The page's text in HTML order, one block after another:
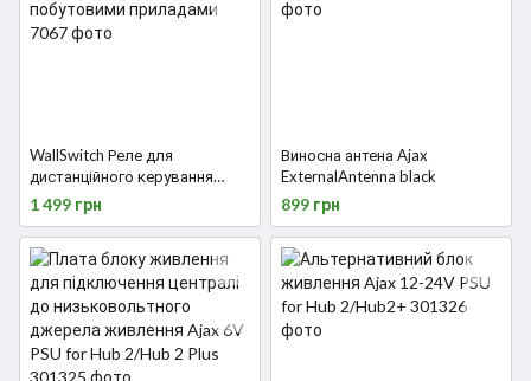
WallSwitch Реле для
дистанційного керування
побутовими приладами
1 499 грн
Виносна антена Ajax
ExternalAntenna black
899 грн